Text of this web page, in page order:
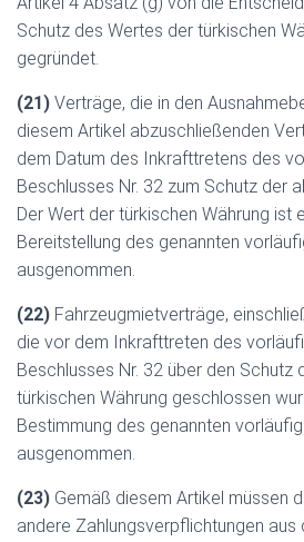
Schutz des Wertes der türkischen
gegründet.
(21) Verträge, die in den
diesem Artikel abzuschließenden
dem Datum des Inkrafttretens des
Beschlusses Nr. 32 zum Schutz der
Der Wert der türkischen Währung ist
Bereitstellung des genannten
ausgenommen.
(22) Fahrzeugmietverträge,
die vor dem Inkrafttreten des
Beschlusses Nr. 32 über den Schutz
türkischen Währung geschlossen
Bestimmung des genannten
ausgenommen.
(23) Gemäß diesem Artikel müssen
andere Zahlungsverpflichtungen aus